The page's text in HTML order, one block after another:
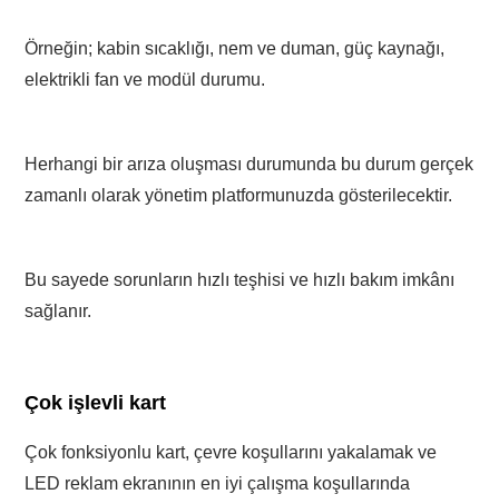
Örneğin; kabin sıcaklığı, nem ve duman, güç kaynağı,
elektrikli fan ve modül durumu.
Herhangi bir arıza oluşması durumunda bu durum gerçek
zamanlı olarak yönetim platformunuzda gösterilecektir.
Bu sayede sorunların hızlı teşhisi ve hızlı bakım imkânı
sağlanır.
Çok işlevli kart
Çok fonksiyonlu kart, çevre koşullarını yakalamak ve
LED reklam ekranının en iyi çalışma koşullarında